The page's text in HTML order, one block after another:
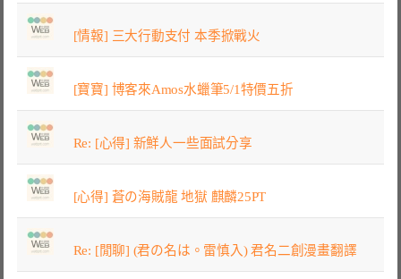
[情報] 三大行動支付 本季掀戰火
[寶寶] 博客來Amos水蠟筆5/1特價五折
Re: [心得] 新鮮人一些面試分享
[心得] 蒼の海賊龍 地獄 麒麟25PT
Re: [閒聊] (君の名は。雷慎入) 君名二創漫畫翻譯